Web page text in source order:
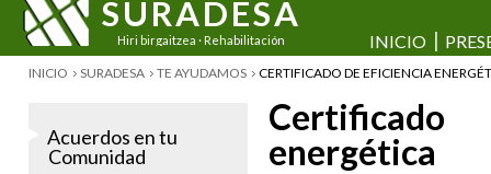
SURADESA
Hiri birgaitzea · Rehabilitación
INICIO
YOU ARE HERE
INICIO SURADESA TE AYUDAMOS CERTIFICADO DE EFICIENCIA
energética
Acuerdos en tu
Comunidad